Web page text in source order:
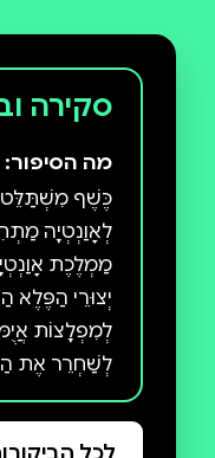
סקירה
מה הסיפור:
כֶּשֶׁף מִשְׁתַּלֵּט
לְאָוַנְטְיָה
מַמְלֶכֶת
יְצוּרֵי הַפֶּלֶא
לְמִפְלָצוֹת
לְשַׁחְרֵר אֶת
הַמַּמְלָכָה.
וַחֲבֶרְתּוֹ